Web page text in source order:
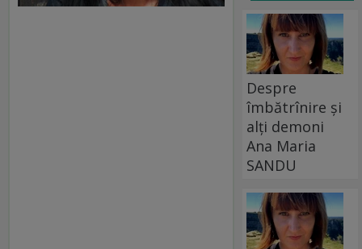
Despre
îmbătrînire și
alți demoni
Ana Maria
SANDU